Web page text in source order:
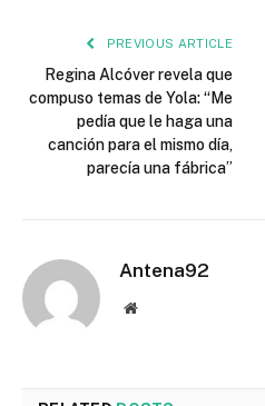
PREVIOUS ARTICLE
Regina Alcóver revela que
compuso temas de Yola: “Me
pedía que le haga una
canción para el mismo día,
parecía una fábrica”
Antena92
Website